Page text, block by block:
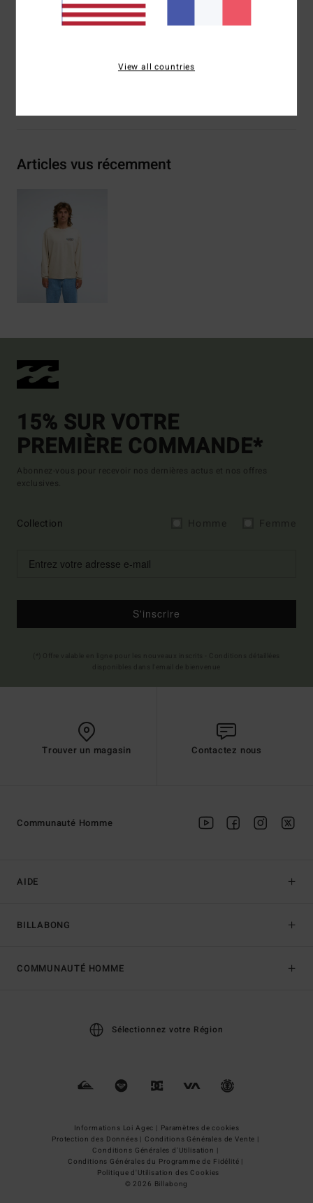
Composition[Matière principale] 70% coton, 30% coton
Articles vus récemment
15% SUR VOTRE
PREMIÈRE COMMANDE*
Abonnez-vous pour recevoir nos dernières actus et nos offres
exclusives.
Collection
S'inscrire
Trouver un magasin Contactez nous
AIDE
BILLABONG
Communauté Homme
COMMUNAUTÉ HOMME
Sélectionnez votre Région
Informations Loi Agec | Paramètres de cookies
Protection des Données | Conditions Générales de Vente |
Conditions Générales d'Utilisation |
Conditions Générales du Programme de Fidélité |
Politique d'Utilisation des Cookies
© 2026 Billabong
View all countries